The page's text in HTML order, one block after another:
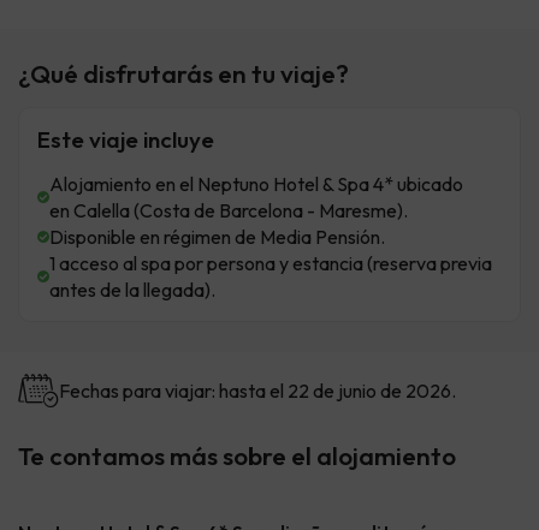
¿Qué disfrutarás en tu viaje?
Este viaje incluye
Alojamiento en el Neptuno Hotel & Spa 4* ubicado
en Calella (Costa de Barcelona - Maresme).
Disponible en régimen de Media Pensión.
1 acceso al spa por persona y estancia (reserva previa
antes de la llegada).
Fechas para viajar: hasta el 22 de junio de 2026.
Te contamos más sobre el alojamiento